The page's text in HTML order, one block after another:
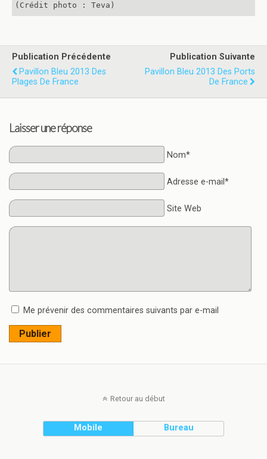
(Crédit photo : Teva)
Publication Précédente
Pavillon Bleu 2013 Des
Plages De France
Publication Suivante
Pavillon Bleu 2013 Des Ports
De France
Laisser une réponse
Nom*
Adresse e-mail*
Site Web
Me prévenir des commentaires suivants par e-mail
Publier
Retour au début
Mobile Bureau